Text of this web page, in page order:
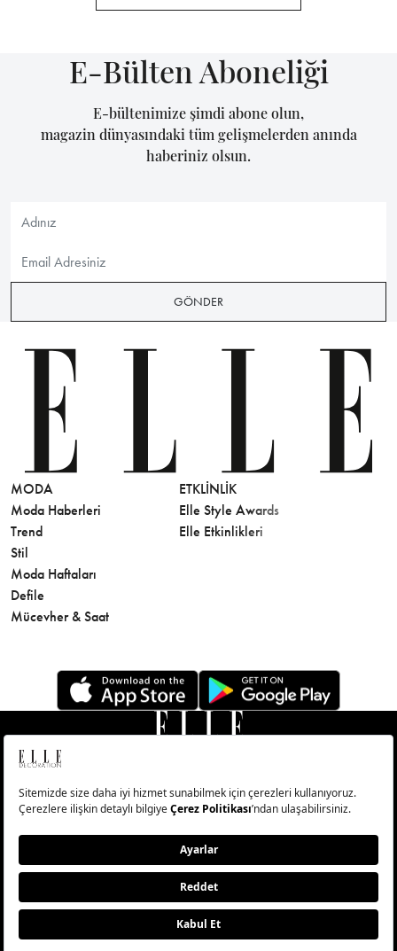
E-Bülten Aboneliği
E-bültenimize şimdi abone olun,
magazin dünyasındaki tüm gelişmelerden anında
haberiniz olsun.
GÖNDER
MODA
Moda Haberleri
Trend
Stil
Moda Haftaları
Defile
Mücevher & Saat
ETKLINLIK
Elle Style Awards
Elle Etkinlikleri
© Big Medya Teknoloji A.Ş. Altunizade Mahallesi Kuşbakışı
Caddesi No:27/1 Üsküdar/İstanbul
Aydınlatma Metni
Copyright © 2026 - Tüm Hakları Saklıdır.